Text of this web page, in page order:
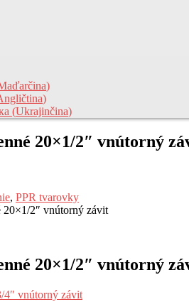
)
)
(Ukrajinčina)
20×1/2″ vnútorný
, PPR tvarovky
20×1/2″ vnútorný závit
20×1/2″ vnútorný
4″ vnútorný závit